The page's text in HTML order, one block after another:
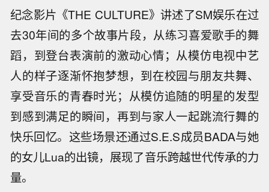
纪念影片《THE CULTURE》讲述了SM娱乐在过
去30年间的多个故事片段，从练习喜爱歌手的舞
蹈，到登台表演前的激动心情；从模仿电视中艺
人的样子逐渐怀抱梦想，到在校园与朋友共舞、
享受音乐的青春时光；从模仿追随的明星的发型
到感到满足的瞬间，再到与家人一起跳流行舞的
快乐回忆。这些场景还通过S.E.S成员BADA与她
的女儿Lua的出镜，展现了音乐跨越世代传承的力
量。